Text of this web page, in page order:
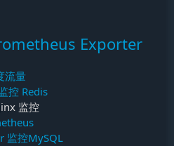
Exporter
流量
控 Redis
监控
监控MySQL